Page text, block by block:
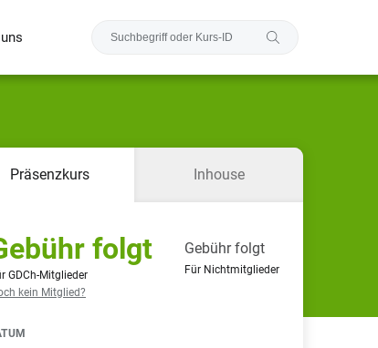
Präsenzkurs Inhouse
folgt
GDCh-Mitglieder
kein Mitglied?
Gebühr folgt
Für Nichtmitglieder